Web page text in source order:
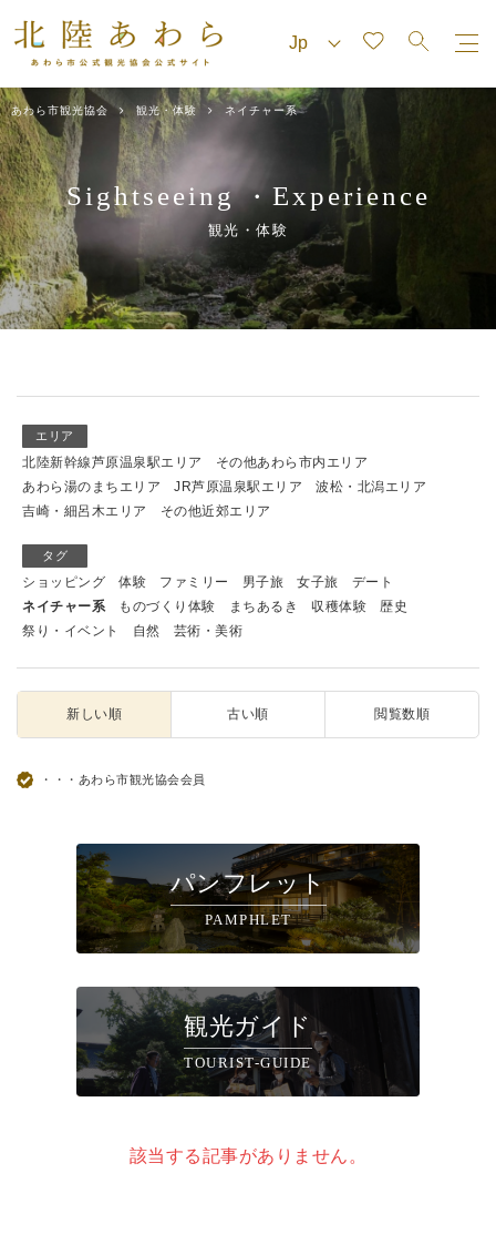
あわら市観光協会 観光・体験 ネイチャー系
Sightseeing・ Experience
観光・体験
エリア
北陸新幹線芦原温泉駅エリア
その他あわら市内エリア
あわら湯のまちエリア
JR芦原温泉駅エリア
波松・北潟エリア
吉崎・細呂木エリア
その他近郊エリア
タグ
ショッピング 体験 ファミリー 男子旅 女子旅
デート
ネイチャー系
ものづくり体験 まちあるき 収穫体験
歴史
祭り・イベント
自然 芸術・美術
新しい順 古い順 閲覧数順
・・・あわら市観光協会会員
パンフレット
PAMPHLET
観光ガイド
TOURIST-GUIDE
該当する記事がありません。